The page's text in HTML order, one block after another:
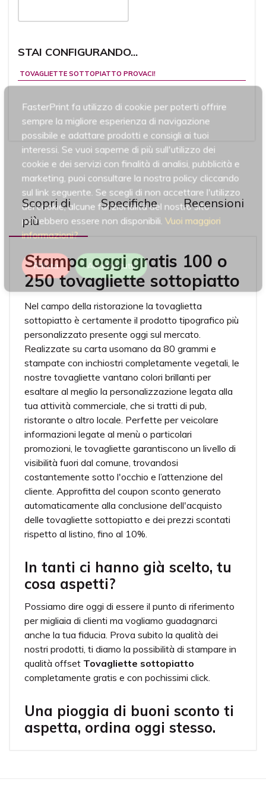
FasterPrint fa utilizzo di cookie per poterti offrire
sempre la migliore esperienza di navigazione
possibile e adattare prodotti e consigli ai tuoi
interessi. Se vuoi saperne di più sull'utilizzo dei
cookie e dei servizi con finalità di analisi, pubblicità e
marketing, puoi consultare la nostra policy cliccando
sul link seguente. Se scegli di non accettare l'utilizzo
dei cookie, alcune funzionalità del nostro sito
potrebbero essere non disponibili. Vuoi maggiori
informazioni?
Rifiuta Accetta tutti
STAI CONFIGURANDO...
TOVAGLIETTE SOTTOPIATTO PROVACI!
Scopri di
più
Specifiche Recensioni
Stampa oggi gratis 100 o
250 tovagliette sottopiatto
Nel campo della ristorazione la tovaglietta
sottopiatto è certamente il prodotto tipografico più
personalizzato presente oggi sul mercato.
Realizzate su carta usomano da 80 grammi e
stampate con inchiostri completamente vegetali, le
nostre tovagliette vantano colori brillanti per
esaltare al meglio la personalizzazione legata alla
tua attività commerciale, che si tratti di pub,
ristorante o altro locale. Perfette per veicolare
informazioni legate al menù o particolari
promozioni, le tovagliette garantiscono un livello di
visibilità fuori dal comune, trovandosi
costantemente sotto l'occhio e l’attenzione del
cliente. Approfitta del coupon sconto generato
automaticamente alla conclusione dell'acquisto
delle tovagliette sottopiatto e dei prezzi scontati
rispetto al listino, fino al 10%.
In tanti ci hanno già scelto, tu
cosa aspetti?
Possiamo dire oggi di essere il punto di riferimento
per migliaia di clienti ma vogliamo guadagnarci
anche la tua fiducia. Prova subito la qualità dei
nostri prodotti, ti diamo la possibilità di stampare in
qualità offset Tovagliette sottopiatto
completamente gratis e con pochissimi click.
Una pioggia di buoni sconto ti
aspetta, ordina oggi stesso.